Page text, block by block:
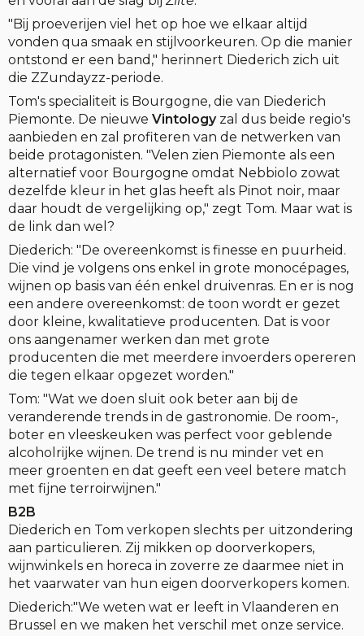
"Bij proeverijen viel het op hoe we elkaar altijd
vonden qua smaak en stijlvoorkeuren. Op die manier
ontstond er een band," herinnert Diederich zich uit
die ZZundayzz-periode.
Tom's specialiteit is Bourgogne, die van Diederich
Piemonte. De nieuwe Vintologyzal dus beide regio's
aanbieden en zal profiteren van de netwerken van
beide protagonisten. "Velen zien Piemonte als een
alternatief voor Bourgogne omdat Nebbiolo zowat
dezelfde kleur in het glas heeft als Pinot noir, maar
daar houdt de vergelijking op," zegt Tom. Maar wat is
de link dan wel?
Diederich: "De overeenkomst is finesse en puurheid.
Die vind je volgens ons enkel in grote monocépages,
wijnen op basis van één enkel druivenras. En er is nog
een andere overeenkomst: de toon wordt er gezet
door kleine, kwalitatieve producenten. Dat is voor
ons aangenamer werken dan met grote
producenten die met meerdere invoerders opereren
die tegen elkaar opgezet worden."
Tom: "Wat we doen sluit ook beter aan bij de
veranderende trends in de gastronomie. De room-,
boter en vleeskeuken was perfect voor geblende
alcoholrijke wijnen. De trend is nu minder vet en
meer groenten en dat geeft een veel betere match
met fijne terroirwijnen."
B2B
Diederich en Tom verkopen slechts per uitzondering
aan particulieren. Zij mikken op doorverkopers,
wijnwinkels en horeca in zoverre ze daarmee niet in
het vaarwater van hun eigen doorverkopers komen.
Diederich:"We weten wat er leeft in Vlaanderen en
Brussel en we maken het verschil met onze service.